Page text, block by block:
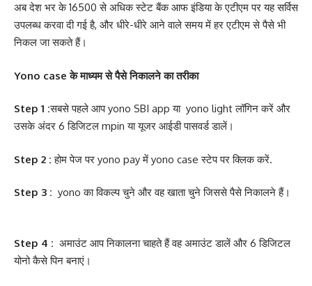
अब देश भर के 16500 से अधिक स्टेट बैंक आफ इंडिया के एटीएम पर यह सर्विस
उपलब्ध करवा दी गई है, और धीरे-धीरे आने वाले समय में हर एटीएम से पैसे भी
निकल जा सकते हैं।
Yono case के माध्यम से पैसे निकालने का तरीका
Step 1 :सबसे पहले आप yono SBI app या yono light लॉगिन करें और
उसके अंदर 6 डिजिटल mpin या यूजर आईडी पासवर्ड डालें।
Step 2 : होम पेज पर yono pay में yono case स्टेप पर क्लिक करें.
Step 3 : yono का विकल्प चुने और वह खाता चुने जिससे पैसे निकालने हैं।
Step 4 : अमाउंट आप निकालना चाहते हैं वह अमाउंट डालें और 6 डिजिटल
योनो कैसे पिन बनाएं।